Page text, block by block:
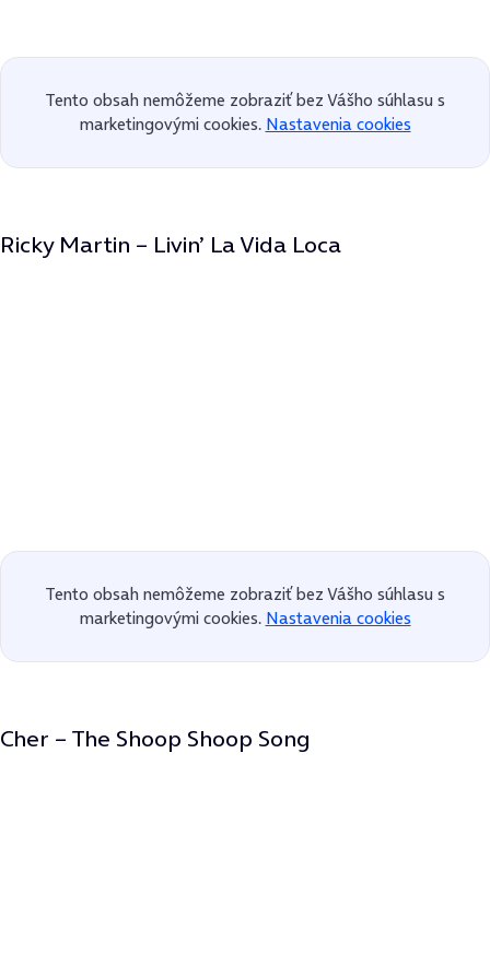
Tento obsah nemôžeme zobraziť bez Vášho súhlasu s
marketingovými cookies. Nastavenia cookies
Ricky Martin – Livin’ La Vida Loca
Tento obsah nemôžeme zobraziť bez Vášho súhlasu s
marketingovými cookies. Nastavenia cookies
Cher – The Shoop Shoop Song